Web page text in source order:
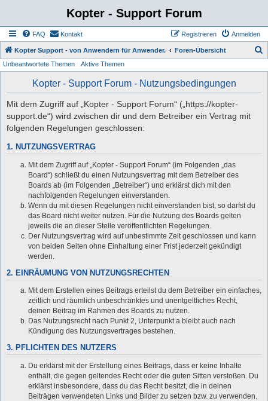
Kopter - Support Forum
FAQ Kontakt Anmelden
Registrieren
Kopter Support - von Anwendern für Anwender. Foren-Übersicht
Unbeantwortete Themen Aktive Themen
Kopter - Support Forum - Nutzungsbedingungen
Mit dem Zugriff auf „Kopter - Support Forum“ („https://kopter-
support.de“) wird zwischen dir und dem Betreiber ein Vertrag mit
folgenden Regelungen geschlossen:
1. NUTZUNGSVERTRAG
Mit dem Zugriff auf „Kopter - Support Forum“ (im Folgenden „das
Board“) schließt du einen Nutzungsvertrag mit dem Betreiber des
Boards ab (im Folgenden „Betreiber“) und erklärst dich mit den
nachfolgenden Regelungen einverstanden.
Wenn du mit diesen Regelungen nicht einverstanden bist, so darfst du
das Board nicht weiter nutzen. Für die Nutzung des Boards gelten
jeweils die an dieser Stelle veröffentlichten Regelungen.
Der Nutzungsvertrag wird auf unbestimmte Zeit geschlossen und kann
von beiden Seiten ohne Einhaltung einer Frist jederzeit gekündigt
werden.
2. EINRÄUMUNG VON NUTZUNGSRECHTEN
Mit dem Erstellen eines Beitrags erteilst du dem Betreiber ein einfaches,
zeitlich und räumlich unbeschränktes und unentgeltliches Recht,
deinen Beitrag im Rahmen des Boards zu nutzen.
Das Nutzungsrecht nach Punkt 2, Unterpunkt a bleibt auch nach
Kündigung des Nutzungsvertrages bestehen.
3. PFLICHTEN DES NUTZERS
Du erklärst mit der Erstellung eines Beitrags, dass er keine Inhalte
enthält, die gegen geltendes Recht oder die guten Sitten verstoßen. Du
erklärst insbesondere, dass du das Recht besitzt, die in deinen
Beiträgen verwendeten Links und Bilder zu setzen bzw. zu verwenden.